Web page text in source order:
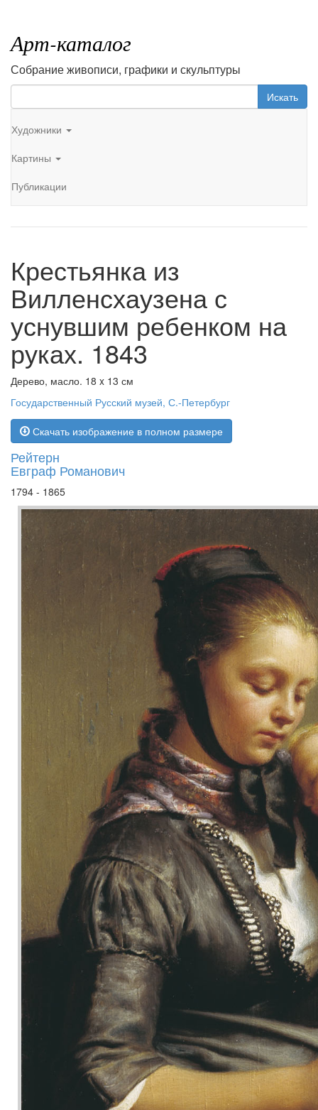
Арт-каталог
Собрание живописи, графики и скульптуры
Искать
Художники
Картины
Публикации
Крестьянка из
Вилленсхаузена с
уснувшим ребенком на
руках. 1843
Дерево, масло. 18 x 13 см
Государственный Русский музей, С.-Петербург
Скачать изображение в полном размере
Рейтерн
Евграф Романович
1794 - 1865